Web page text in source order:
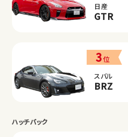
日産
GTR
3位
スバル
BRZ
ハッチバック